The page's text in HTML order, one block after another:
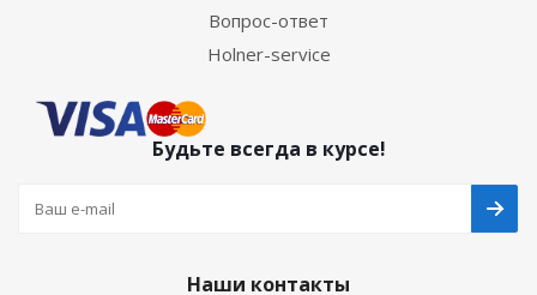
Вопрос-ответ
Holner-service
Будьте всегда в курсе!
Наши контакты